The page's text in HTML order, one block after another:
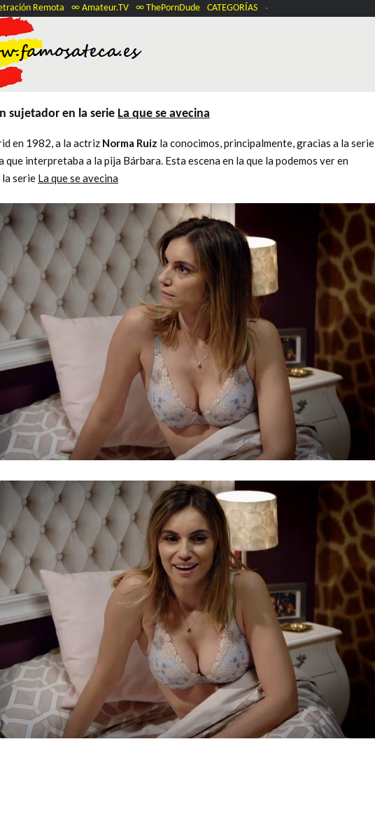
Remota ∞ Amateur.TV ∞ ThePornDude CATEGORÍAS
sujetador en la serie La que se avecina
en 1982, a la actriz Norma Ruiz la conocimos, principalmente, gracias a la serie
que interpretaba a la pija Bárbara. Esta escena en la que la podemos ver en
serie La que se avecina